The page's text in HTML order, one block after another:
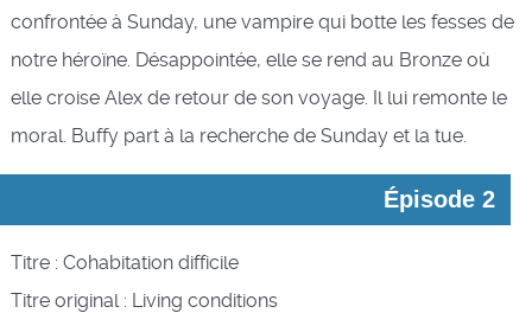
confrontée à Sunday, une vampire qui botte les fesses de
notre héroïne. Désappointée, elle se rend au Bronze où
elle croise Alex de retour de son voyage. Il lui remonte le
moral. Buffy part à la recherche de Sunday et la tue.
Épisode 2
Titre : Cohabitation difficile
Titre original : Living conditions